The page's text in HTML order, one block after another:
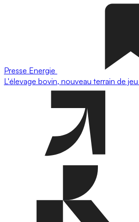
Presse Energie
L'élevage bovin, nouveau terrain de jeu